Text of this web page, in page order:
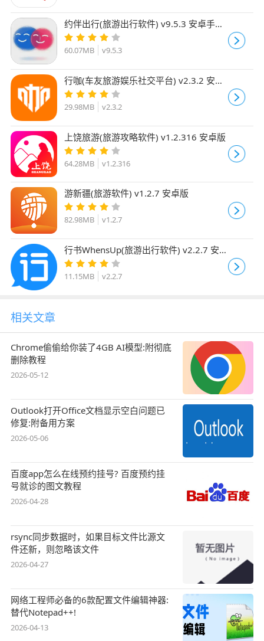
约伴出行(旅游出行软件) v9.5.3 安卓手机
版
60.07MB v9.5.3
行咖(车友旅游娱乐社交平台) v2.3.2 安卓
版
29.98MB v2.3.2
上饶旅游(旅游攻略软件) v1.2.316 安卓版
64.28MB v1.2.316
游新疆(旅游软件) v1.2.7 安卓版
82.98MB v1.2.7
行书WhensUp(旅游出行软件) v2.2.7 安
卓版
11.15MB v2.2.7
相关文章
Chrome偷偷给你装了4GB AI模型:附彻底
删除教程
2026-05-12
Outlook打开Office文档显示空白问题已
修复:附备用方案
2026-05-06
百度app怎么在线预约挂号? 百度预约挂
号就诊的图文教程
2026-04-28
rsync同步数据时，如果目标文件比源文
件还新，则忽略该文件
2026-04-27
网络工程师必备的6款配置文件编辑神器:
替代Notepad++!
2026-04-13